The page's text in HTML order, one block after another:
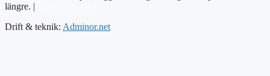
längre. |
Drift & teknik: Adminor.net